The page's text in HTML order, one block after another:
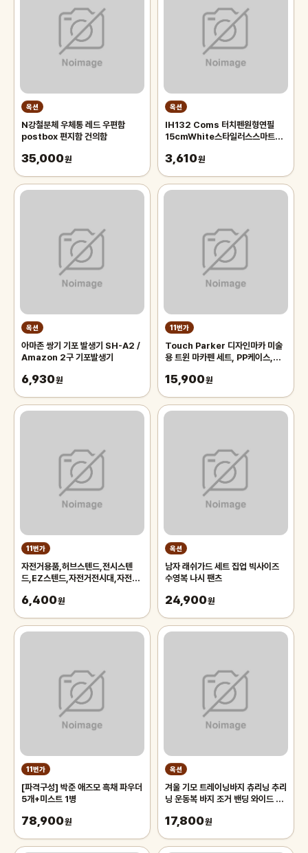
옥션
N강철분체 우체통 레드 우편함
postbox 편지함 건의함
35,000원
옥션
IH132 Coms 터치펜원형연필
15cmWhite스타일러스스마트폰
3,610원
옥션
아마존 쌍기 기포 발생기 SH-A2 /
Amazon 2구 기포발생기
6,930원
11번가
Touch Parker 디자인마카 미술
용 트윈 마카펜 세트, PP케이스,
15,900원
11번가
자전거용품,허브스텐드,전시스텐
드,EZ스텐드,자전거전시대,자전거
6,400원
옥션
남자 래쉬가드 세트 집업 빅사이즈
수영복 나시 팬츠
24,900원
11번가
[파격구성] 박준 애즈모 흑채 파우더
5개+미스트 1병
78,900원
옥션
겨울 기모 트레이닝바지 츄리닝 추리
닝 운동복 바지 조거 밴딩 와이드 팬
17,800원